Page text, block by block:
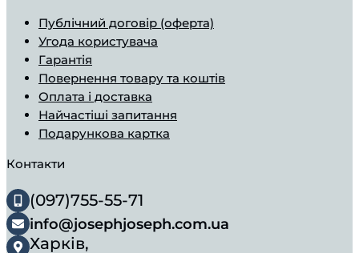
Публічний договір (оферта)
Угода користувача
Гарантія
Повернення товару та коштів
Оплата і доставка
Найчастіші запитання
Подарункова картка
Контакти
(097)755-55-71
info@josephjoseph.com.ua
Харків,